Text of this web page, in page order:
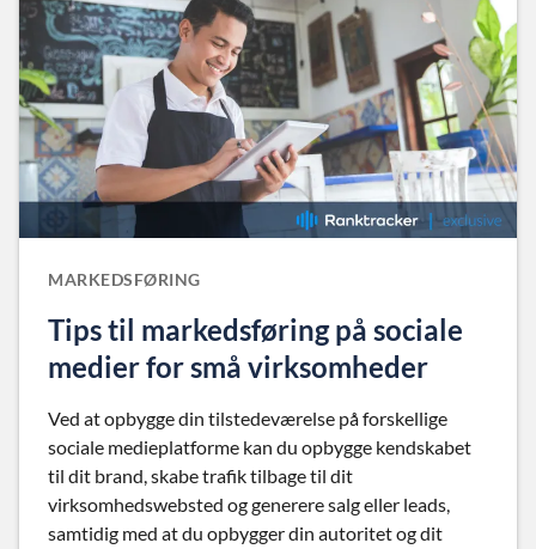
MARKEDSFØRING
Tips til markedsføring på sociale
medier for små virksomheder
Ved at opbygge din tilstedeværelse på forskellige
sociale medieplatforme kan du opbygge kendskabet
til dit brand, skabe trafik tilbage til dit
virksomhedswebsted og generere salg eller leads,
samtidig med at du opbygger din autoritet og dit